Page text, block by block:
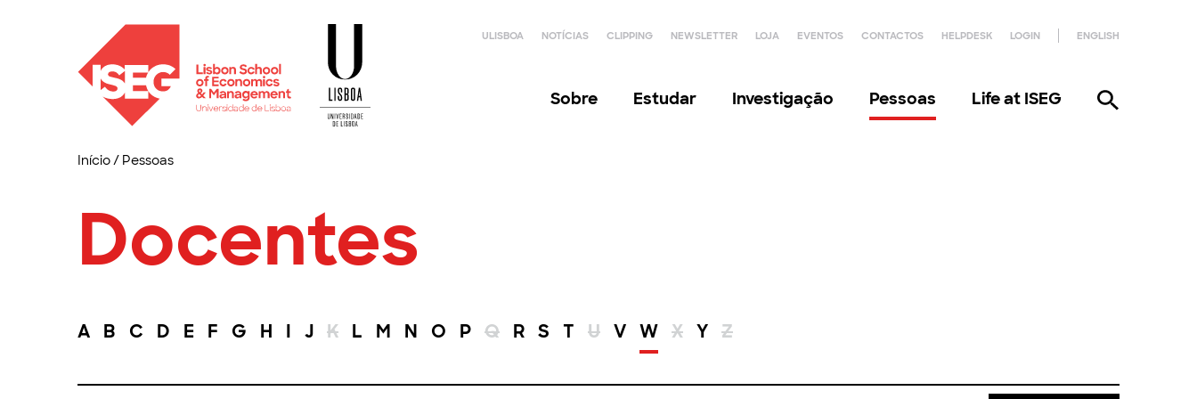
ULISBOA NOTÍCIAS CLIPPING NEWSLETTER LOJA EVENTOS CONTACTOS HELPDESK LOGIN ENGLISH
Sobre Estudar Investigação Pessoas Life at ISEG
Início/ Pessoas
Docentes
A B C D E F G H I J K L M N O P Q R S T U V W X Y Z